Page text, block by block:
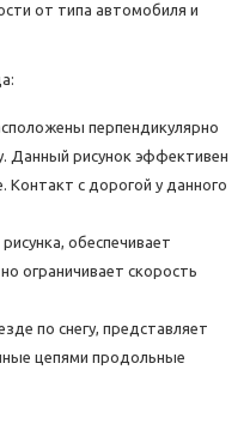
от типа автомобиля и
перпендикулярно
Данный рисунок эффективен
Контакт с дорогой у данного
обеспечивает
ограничивает скорость
по снегу, представляет
цепями продольные